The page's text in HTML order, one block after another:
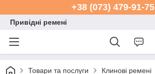
+38 (073) 479-91-75
Привідні ремені
Товари та послуги Клинові ремені